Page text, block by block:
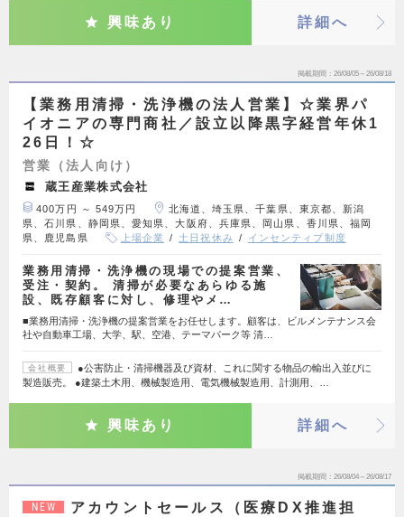
興味あり 詳細へ
掲載期間 26/08/05～26/08/18
【業務用清掃・洗浄機の法人営業】☆業界パ
イオニアの専門商社／設立以降黒字経営年休1
26日！☆
営業（法人向け）
蔵王産業株式会社
400万円 ～ 549万円
北海道、埼玉県、千葉県、東京都、新潟
県、石川県、静岡県、愛知県、大阪府、兵庫県、岡山県、香川県、福岡
県、鹿児島県
上場企業 土日祝休み インセンティブ制度
業務用清掃・洗浄機の現場での提案営業、
受注・契約。 清掃が必要なあらゆる施
設、既存顧客に対し、修理やメ…
■業務用清掃・洗浄機の提案営業をお任せします。顧客は、ビルメンテナンス会
社や自動車工場、大学、駅、空港、テーマパーク等 清…
会社概要
●公害防止・清掃機器及び資材、これに関する物品の輸出入並びに
製造販売。 ●建築土木用、機械製造用、電気機械製造用、計測用、…
興味あり 詳細へ
掲載期間 26/08/04～26/08/17
NEW
アカウントセールス（医療DX推進担